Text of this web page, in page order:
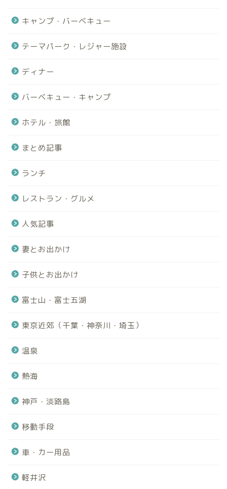
キャンプ・バーベキュー
テーマパーク・レジャー施設
ディナー
バーベキュー・キャンプ
ホテル・旅館
まとめ記事
ランチ
レストラン・グルメ
人気記事
妻とお出かけ
子供とお出かけ
富士山・富士五湖
東京近郊（千葉・神奈川・埼玉）
温泉
熱海
神戸・淡路島
移動手段
車・カー用品
軽井沢